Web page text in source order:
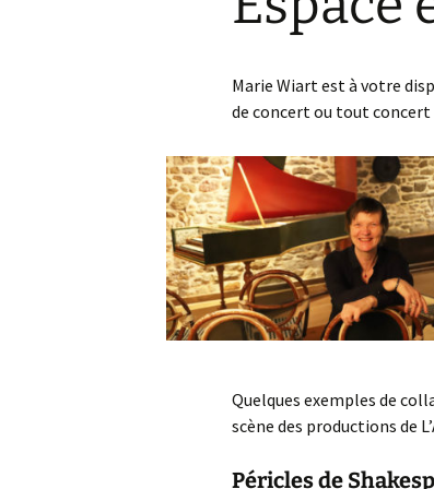
EXPLORATIONS
MEDIATION
MARIE WIART
DIRECTION
ARCHIVES
Marie Wiart est à votre
de concert ou tout
Quelques exemples de
scène des productions de
Péricles de